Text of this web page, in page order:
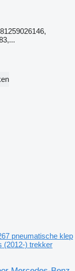
pneumatische klep
(2012-) trekker